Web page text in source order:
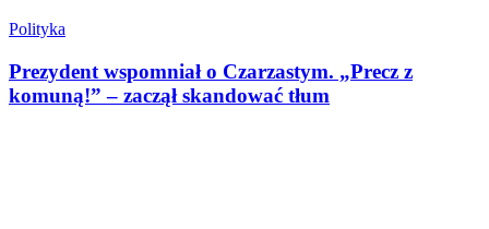
Polityka
Prezydent wspomniał o Czarzastym. „Precz z
komuną!” – zaczął skandować tłum